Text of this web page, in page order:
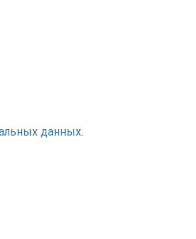
данных.